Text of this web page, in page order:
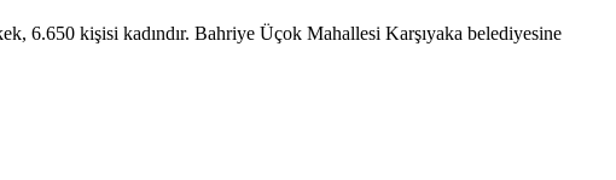
6.650 kişisi kadındır. Bahriye Üçok Mahallesi Karşıyaka belediyesine